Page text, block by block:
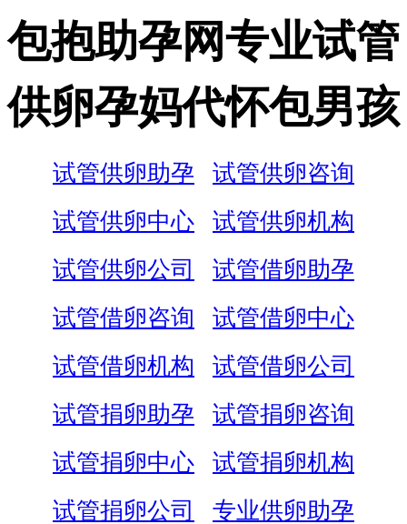
包抱助孕网专业试管
供卵孕妈代怀包男孩
试管供卵助孕
试管供卵咨询
试管供卵中心
试管供卵机构
试管供卵公司
试管借卵助孕
试管借卵咨询
试管借卵中心
试管借卵机构
试管借卵公司
试管捐卵助孕
试管捐卵咨询
试管捐卵中心
试管捐卵机构
试管捐卵公司
专业供卵助孕